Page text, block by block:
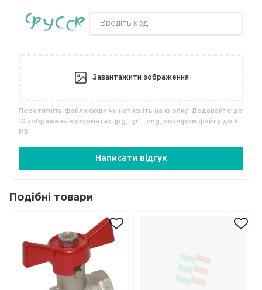
Завантажити зображення
Перетягніть файли сюди чи натисніть на кнопку. Додавайте до
10 зображень в форматах .jpg, .gif, .png, розміром файлу до 5
МБ
Написати відгук
Подібні товари